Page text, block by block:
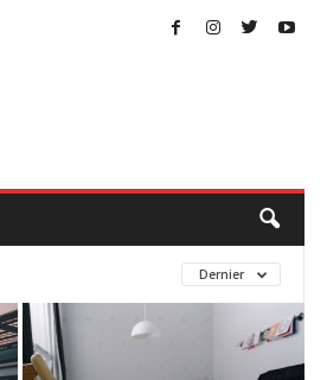
Dernier